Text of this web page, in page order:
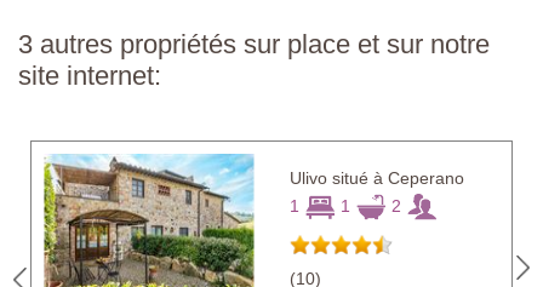
3 autres propriétés sur place et sur notre
site internet:
Ulivo situé à Ceperano
1
1 2
(10)